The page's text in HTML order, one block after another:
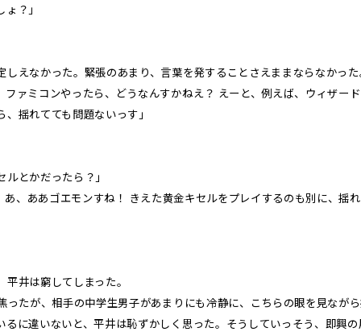
？」
えなかった。緊張のあまり、言葉を発することさえままならなかっ
ファミコンやったら、どうなんすかねえ？ えーと、例えば、ウィザー
揺れてても問題ないっす」
とかだったら？」
、ああゴエモンすね！ きえた黄金キセルをプレイするのも別に、揺
井は窮してしまった。
ったが、相手の中学生男子があまりにも冷静に、こちらの眼を見なが
るに違いないと、平井は恥ずかしく思った。そうしていっそう、即興